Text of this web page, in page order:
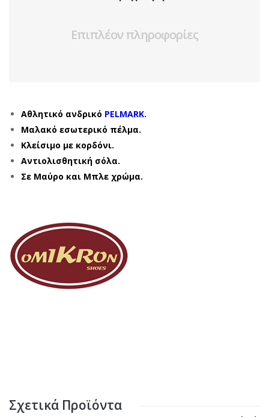
Επιπλέον πληροφορίες
Αθλητικό ανδρικό PELMARK.
Μαλακό εσωτερικό πέλμα.
Κλείσιμο με κορδόνι.
Αντιολισθητική σόλα.
Σε Μαύρο και Μπλε χρώμα.
Σχετικά Προϊόντα